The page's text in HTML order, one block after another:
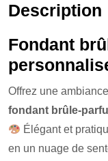
o
k
er k
Description
Fondant
Offrez une
fondant brûle-
Élégant et
en un nuage de